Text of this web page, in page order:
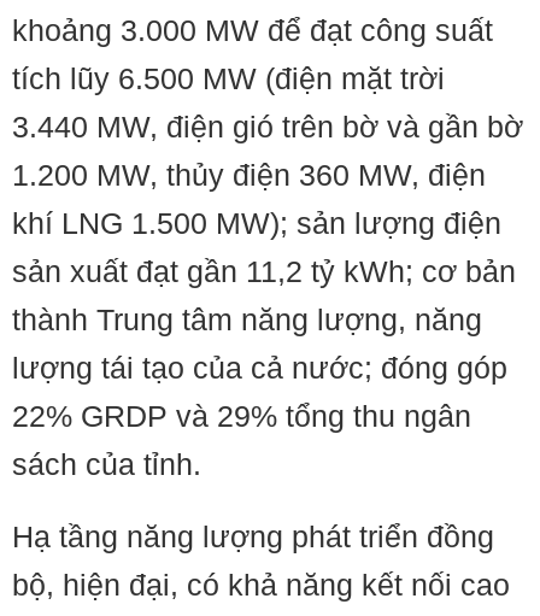
khoảng 3.000 MW để đạt công suất
tích lũy 6.500 MW (điện mặt trời
3.440 MW, điện gió trên bờ và gần bờ
1.200 MW, thủy điện 360 MW, điện
khí LNG 1.500 MW); sản lượng điện
sản xuất đạt gần 11,2 tỷ kWh; cơ bản
thành Trung tâm năng lượng, năng
lượng tái tạo của cả nước; đóng góp
22% GRDP và 29% tổng thu ngân
sách của tỉnh.
Hạ tầng năng lượng phát triển đồng
bộ, hiện đại, có khả năng kết nối cao